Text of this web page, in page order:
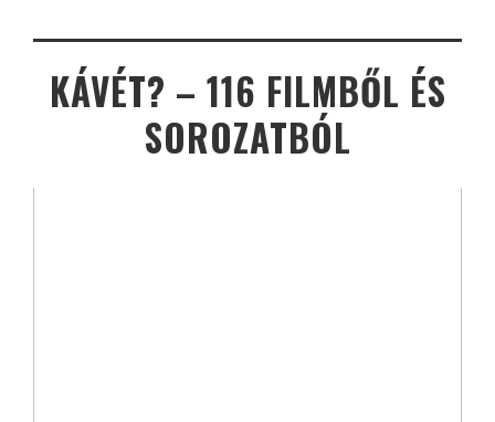
KÁVÉT? – 116 FILMBŐL ÉS
SOROZATBÓL